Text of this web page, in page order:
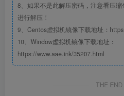
8、如果不是此解压密码，注意看压
进行解压！
9、Centos虚拟机镜像下载地址：
10、Window虚拟机镜像下载地址：
https://www.aae.ink/35207.html
THE END